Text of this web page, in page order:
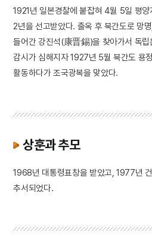
1921년 일본경찰에 붙잡혀 4월 5일 평
2년을 선고받았다. 출옥 후 북간도로 망
들어간 강진석(康晋錫)을 찾아가서 독립
감시가 심해지자 1927년 5월 북간도 용
활동하다가 조국광복을 맞았다.
상훈과 추모
1968년 대통령표창을 받았고, 1977년
추서되었다.